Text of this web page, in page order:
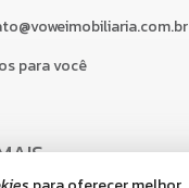
para você